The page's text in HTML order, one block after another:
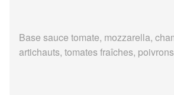
Base sauce tomate, mozzarella,
artichauts, tomates fraîches,